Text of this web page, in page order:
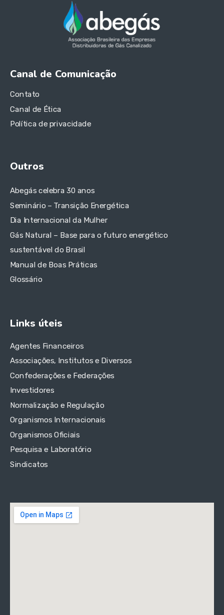
Canal de Comunicação
Contato
Canal de Ética
Política de privacidade
Outros
Abegás celebra 30 anos
Seminário – Transição Energética
Dia Internacional da Mulher
Gás Natural – Base para o futuro energético
sustentável do Brasil
Manual de Boas Práticas
Glossário
Links úteis
Agentes Financeiros
Associações, Institutos e Diversos
Confederações e Federações
Investidores
Normalização e Regulação
Organismos Internacionais
Organismos Oficiais
Pesquisa e Laboratório
Sindicatos